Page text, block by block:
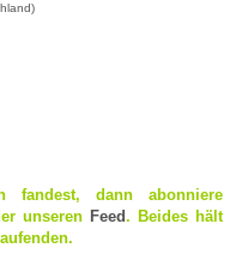
fandest, dann abonniere
unseren Feed. Beides hält